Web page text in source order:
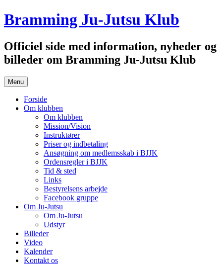
Hop
til
Bramming Ju-Jutsu Klub
Officiel side med information, nyheder og
billeder om Bramming Ju-Jutsu Klub
Menu
Forside
Om klubben
Om klubben
Mission/Vision
Instruktører
Priser og indbetaling
Ansøgning om medlemsskab i BJJK
Ordensregler i BJJK
Tid & sted
Links
Bestyrelsens arbejde
Facebook gruppe
Om Ju-Jutsu
Om Ju-Jutsu
Udstyr
Billeder
Video
Kalender
Kontakt os